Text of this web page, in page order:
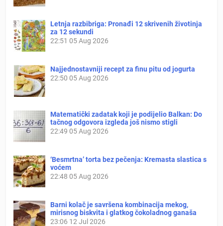
Letnja razbibriga: Pronađi 12 skrivenih životinja
za 12 sekundi
22:51 05 Aug 2026
Najjednostavniji recept za finu pitu od jogurta
22:50 05 Aug 2026
Matematički zadatak koji je podijelio Balkan: Do
tačnog odgovora izgleda još nismo stigli
22:49 05 Aug 2026
‘Besmrtna’ torta bez pečenja: Kremasta slastica s
voćem
22:48 05 Aug 2026
Barni kolač je savršena kombinacija mekog,
mirisnog biskvita i glatkog čokoladnog ganaša
23:06 12 Jul 2026